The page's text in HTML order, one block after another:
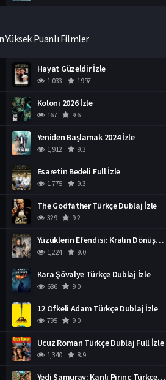
Yüksek Puanlı Filmler
Hayat Güzeldir İzle
1,033 1997
Koloni 2026 İzle
167 9.6
Yeniden Başlamak 2024 İzle
1,912 9.3
Esaretin Bedeli Full İzle
1,775 9.3
The Godfather Türkçe Dublaj İzle
329 9.2
Yüzüklerin Efendisi: Kralın Dönüşü İzle
1,224 9.0
Kara Şövalye Türkçe Dublaj İzle
686 9.0
12 Öfkeli Adam Türkçe Dublaj İzle
795 9.0
Ucuz Roman Türkçe Dublaj Full İzle
1,340 8.9
Yedi Samuray: Kanlı Pirinç Türkçe Dublaj İzle